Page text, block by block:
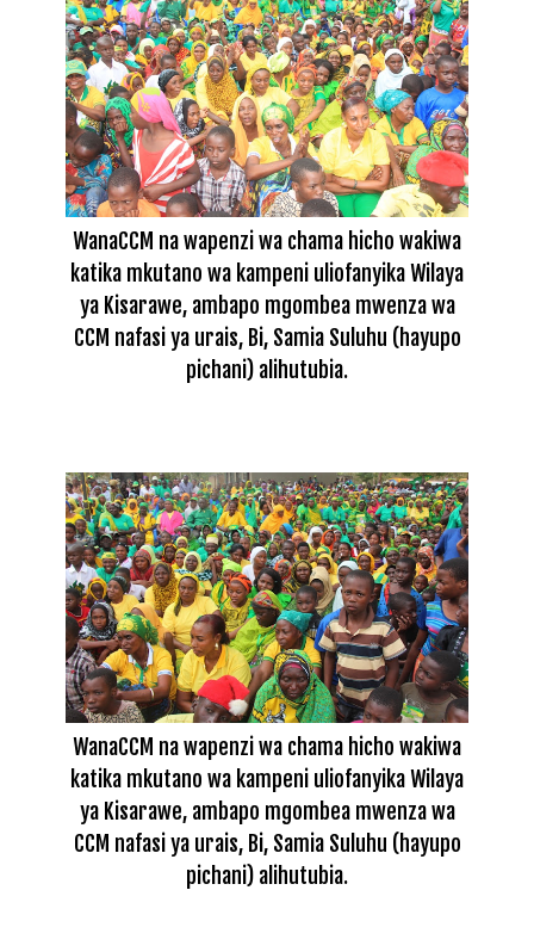
WanaCCM na wapenzi wa chama hicho wakiwa
katika mkutano wa kampeni uliofanyika Wilaya
ya Kisarawe, ambapo mgombea mwenza wa
CCM nafasi ya urais, Bi, Samia Suluhu (hayupo
pichani) alihutubia.
WanaCCM na wapenzi wa chama hicho wakiwa
katika mkutano wa kampeni uliofanyika Wilaya
ya Kisarawe, ambapo mgombea mwenza wa
CCM nafasi ya urais, Bi, Samia Suluhu (hayupo
pichani) alihutubia.